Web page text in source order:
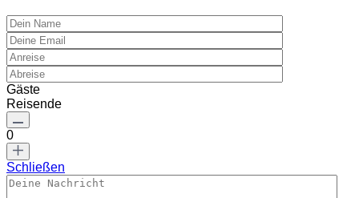
Gäste
Reisende
0
Schließen